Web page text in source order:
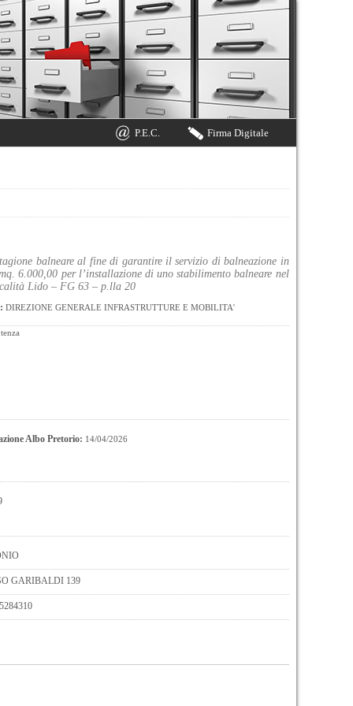
Firma Digitale
P.E.C.
balneare al fine di garantire il servizio di balneazione in
6.000,00 per l’installazione di uno stabilimento balneare nel
Lido – FG 63 – p.lla 20
DIREZIONE GENERALE INFRASTRUTTURE E MOBILITA'
Albo Pretorio: 14/04/2026
GARIBALDI 139